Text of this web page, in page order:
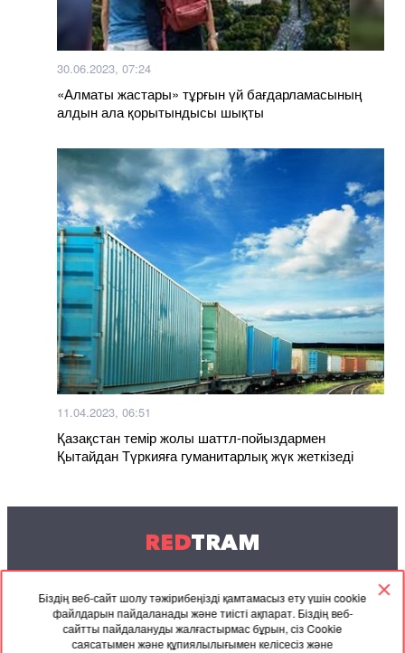
Біздің веб-сайт шолу тәжірибеңізді қамтамасыз ету үшін cookie
файлдарын пайдаланады және тиісті ақпарат. Біздің веб-
сайтты пайдалануды жалғастырмас бұрын, сіз Cookie
саясатымен және құпиялылығымен келісесіз және
30.06.2023, 07:24
«Алматы жастары» тұрғын үй бағдарламасының
алдын ала қорытындысы шықты
11.04.2023, 06:51
Қазақстан темір жолы шаттл-пойыздармен
Қытайдан Түркияға гуманитарлық жүк жеткізеді
REDTRAM
© 2004-2026 Redtram, Ltd.
Ынтымақтастық
Мұрағат
Байланысу